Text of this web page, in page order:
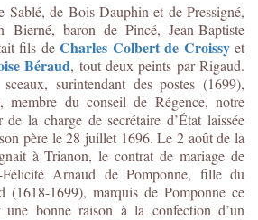
de Bois-Dauphin et de Pressigné,
Bierné, baron de Pincé, Jean-Baptiste
fils deCharles Colbert de Croissyet
Béraud, tout deux peints par Rigaud.
surintendant des postes (1699),
membre du conseil de Régence, notre
de la charge de secrétaire d’État laissée
père le 28 juillet 1696. Le 2 août de la
à Trianon, le contrat de mariage de
Félicité Arnaud de Pomponne, fille du
(1618-1699), marquis de Pomponne ce
bonne raison à la confection d’un